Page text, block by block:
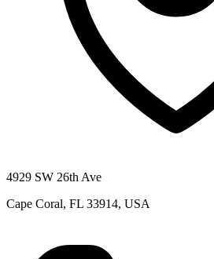
4929 SW 26th Ave
Cape Coral, FL 33914, USA